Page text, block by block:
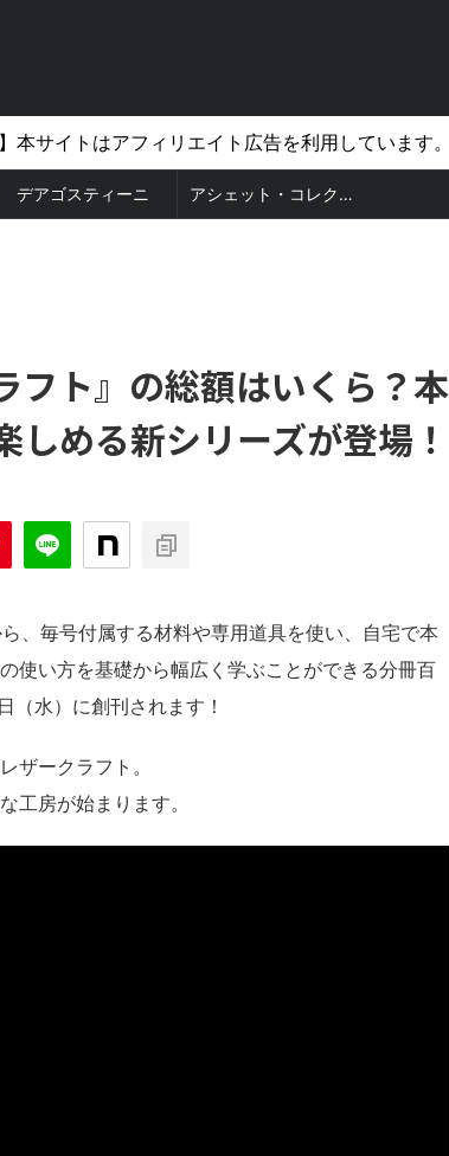
本サイトはアフィリエイト広告を利用しています。
デアゴスティーニ アシェット・コレクションズ
フト』の総額はいくら？本
める新シリーズが登場！
、毎号付属する材料や専用道具を使い、自宅で本
使い方を基礎から幅広く学ぶことができる分冊百
水）に創刊されます！
ザークラフト。
工房が始まります。